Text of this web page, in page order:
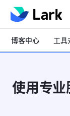
博客中心 工具
使用专